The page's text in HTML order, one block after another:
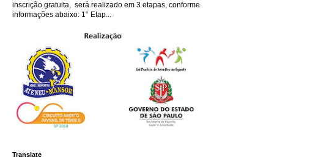
inscrição gratuita, será realizado em 3 etapas, conforme
informações abaixo: 1° Etap...
Translate